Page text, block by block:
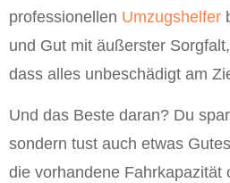
professionellen Umzugshelfer
und Gut mit äußerster
dass alles unbeschädigt am
Und das Beste daran? Du
sondern tust auch etwas
die vorhandene Fahrkapazität